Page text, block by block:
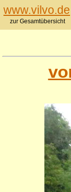
www.vilvo.de
zur Gesamtübersicht